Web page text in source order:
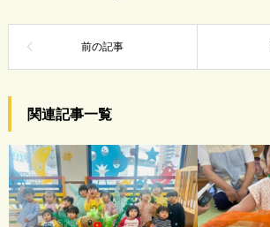
関連記事一覧